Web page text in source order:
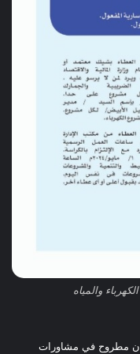
والمياه
مطروح في مشاورات